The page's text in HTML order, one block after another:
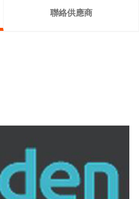
聯絡供應商